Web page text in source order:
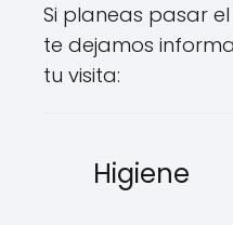
Si planeas pasar
te dejamos
tu visita:
Higiene